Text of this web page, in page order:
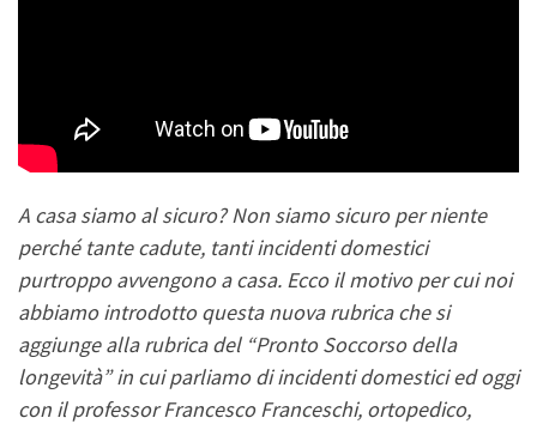
A casa siamo al sicuro? Non siamo sicuro per niente
perché tante cadute, tanti incidenti domestici
purtroppo avvengono a casa. Ecco il motivo per cui noi
abbiamo introdotto questa nuova rubrica che si
aggiunge alla rubrica del “Pronto Soccorso della
longevità” in cui parliamo di incidenti domestici ed oggi
con il professor Francesco Franceschi, ortopedico,